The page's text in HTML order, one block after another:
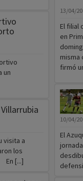
un
visita a
los
En [...]
13/04/
El filial
en
misma
firmó
10/04/
El